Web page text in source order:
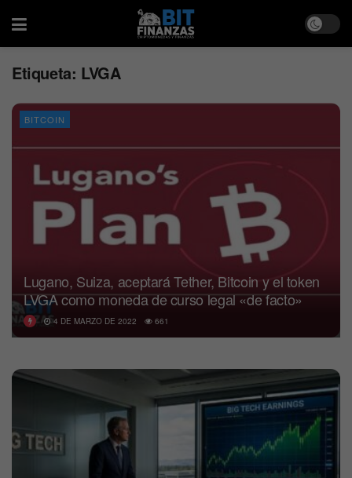
Etiqueta: LVGA
BITCOIN
Lugano, Suiza, aceptará Tether, Bitcoin y el token
LVGA como moneda de curso legal «de facto»
4 DE MARZO DE 2022 661